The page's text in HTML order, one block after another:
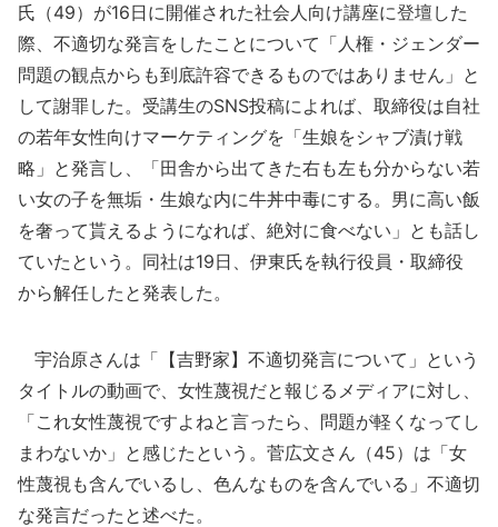
氏（49）が16日に開催された社会人向け講座に登壇した
際、不適切な発言をしたことについて「人権・ジェンダー
問題の観点からも到底許容できるものではありません」と
して謝罪した。受講生のSNS投稿によれば、取締役は自社
の若年女性向けマーケティングを「生娘をシャブ漬け戦
略」と発言し、「田舎から出てきた右も左も分からない若
い女の子を無垢・生娘な内に牛丼中毒にする。男に高い飯
を奢って貰えるようになれば、絶対に食べない」とも話し
ていたという。同社は19日、伊東氏を執行役員・取締役
から解任したと発表した。
宇治原さんは「【吉野家】不適切発言について」という
タイトルの動画で、女性蔑視だと報じるメディアに対し、
「これ女性蔑視ですよねと言ったら、問題が軽くなってし
まわないか」と感じたという。菅広文さん（45）は「女
性蔑視も含んでいるし、色んなものを含んでいる」不適切
な発言だったと述べた。